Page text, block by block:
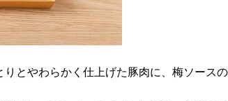
とやわらかく仕上げた豚肉に、梅ソー